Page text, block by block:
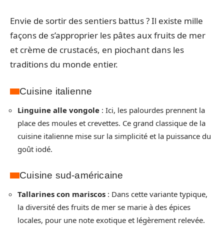
Envie de sortir des sentiers battus ? Il existe mille
façons de s’approprier les pâtes aux fruits de mer
et crème de crustacés, en piochant dans les
traditions du monde entier.
Cuisine italienne
Linguine alle vongole : Ici, les palourdes prennent la
place des moules et crevettes. Ce grand classique de la
cuisine italienne mise sur la simplicité et la puissance du
goût iodé.
Cuisine sud-américaine
Tallarines con mariscos : Dans cette variante typique,
la diversité des fruits de mer se marie à des épices
locales, pour une note exotique et légèrement relevée.